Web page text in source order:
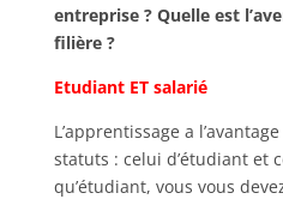
entreprise ? Quelle est
filière ?
Etudiant ET salarié
L’apprentissage a
statuts : celui d’étudiant et
qu’étudiant, vous vous